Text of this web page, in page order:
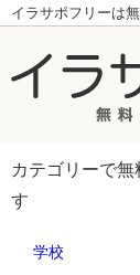
イラサポフリーは
カテゴリーで
す
学校